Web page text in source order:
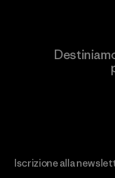
Iscrizione alla